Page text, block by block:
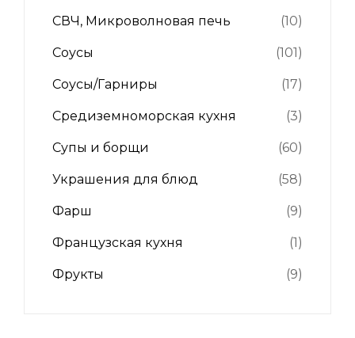
СВЧ, Микроволновая печь (10)
Соусы (101)
Соусы/Гарниры (17)
Средиземноморская кухня (3)
Супы и борщи (60)
Украшения для блюд (58)
Фарш (9)
Французская кухня (1)
Фрукты (9)